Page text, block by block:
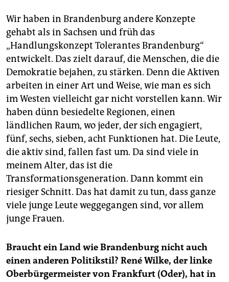
Wir haben in Brandenburg andere Konzepte
gehabt als in Sachsen und früh das
„Handlungskonzept Tolerantes Brandenburg“
entwickelt. Das zielt darauf, die Menschen, die die
Demokratie bejahen, zu stärken. Denn die Aktiven
arbeiten in einer Art und Weise, wie man es sich
im Westen vielleicht gar nicht vorstellen kann. Wir
haben dünn besiedelte Regionen, einen
ländlichen Raum, wo jeder, der sich engagiert,
fünf, sechs, sieben, acht Funktionen hat. Die Leute,
die aktiv sind, fallen fast um. Da sind viele in
meinem Alter, das ist die
Transformationsgeneration. Dann kommt ein
riesiger Schnitt. Das hat damit zu tun, dass ganze
viele junge Leute weggegangen sind, vor allem
junge Frauen.
Braucht ein Land wie Brandenburg nicht auch
einen anderen Politikstil? René Wilke, der linke
Oberbürgermeister von Frankfurt (Oder), hat in